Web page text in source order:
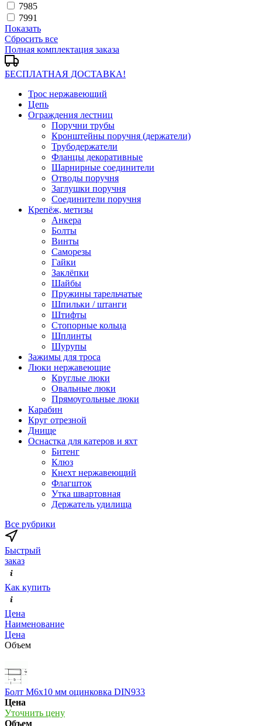
7985
7991
Показать
Сбросить все
Полная комплектация заказа
БЕСПЛАТНАЯ ДОСТАВКА!
Трос нержавеющий
Цепь
Ограждения лестниц
Поручни трубы
Кронштейны поручня (держатели)
Трубодержатели
Фланцы декоративные
Шарнирные соединители
Отводы поручня
Заглушки поручня
Соединители поручня
Крепёж, метизы
Анкера
Болты
Винты
Саморезы
Гайки
Заклёпки
Шайбы
Пружины тарельчатые
Шпильки / штанги
Штифты
Стопорные кольца
Шплинты
Шурупы
Зажимы для троса
Люки нержавеющие
Круглые люки
Овальные люки
Прямоугольные люки
Карабин
Круг отрезной
Днище
Оснастка для катеров и яхт
Битенг
Клюз
Кнехт нержавеющий
Флагшток
Утка швартовная
Держатель удилища
Все рубрики
Быстрый
заказ
Как купить
Цена
Наименование
Цена
Объем
Болт М6х10 мм оцинковка DIN933
Цена
Уточнить цену
Объем